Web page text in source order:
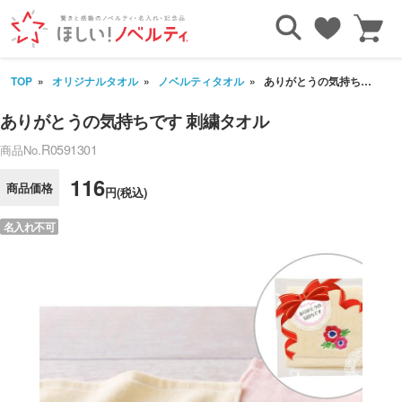
TOP オリジナルタオル ノベルティタオル ありがとうの気持ちです 刺繍タオル
ありがとうの気持ちです 刺繍タオル
商品No.R0591301
商品価格 116円(税込)
名入れ不可